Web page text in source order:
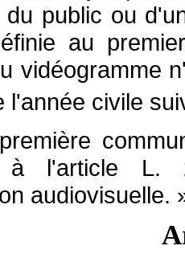
public ou
au
vidéogramme
l'année civile
à l'article L.
audiovisuelle.